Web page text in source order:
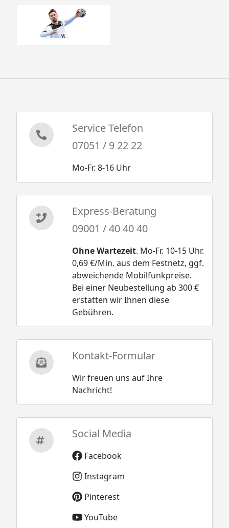
Service Telefon
07051 / 9 22 22
Mo-Fr. 8-16 Uhr
Express-Beratung
09001 / 40 40 40
Ohne Wartezeit. Mo-Fr. 10-15 Uhr.
0,69 €/Min. aus dem Festnetz, ggf.
abweichende Mobilfunkpreise.
Bei einer Neubestellung ab 300 €
erstatten wir Ihnen diese
Gebühren.
Kontakt-Formular
Wir freuen uns auf Ihre
Nachricht!
Social Media
Facebook
Instagram
Pinterest
YouTube